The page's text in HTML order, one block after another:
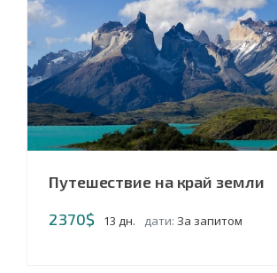
Путешествие на край земли
2370$
13 дн. дати: За запитом